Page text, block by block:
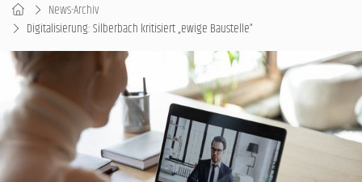
News-Archiv
Digitalisierung: Silberbach kritisiert „ewige Baustelle“